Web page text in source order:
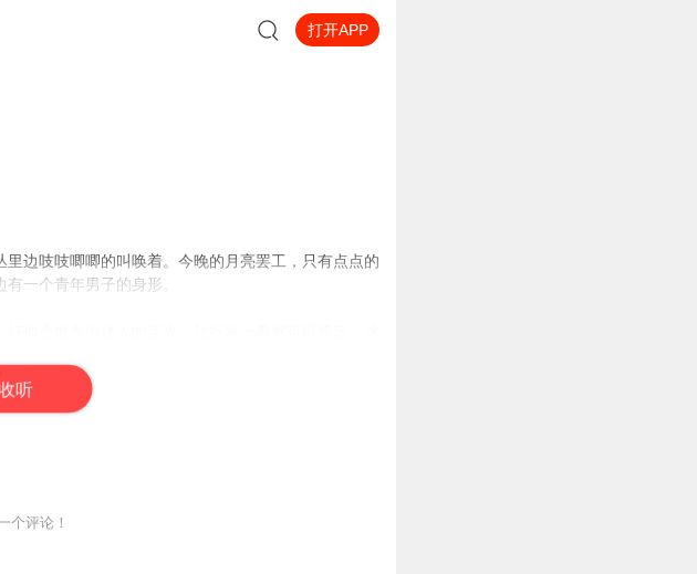
打开APP
边吱吱唧唧的叫唤着。今晚的月亮罢工，只有点点的
一个青年男子的身形。
似会散发出迷人的宝光，让行家一看就可以肯定，这
听
个评论！